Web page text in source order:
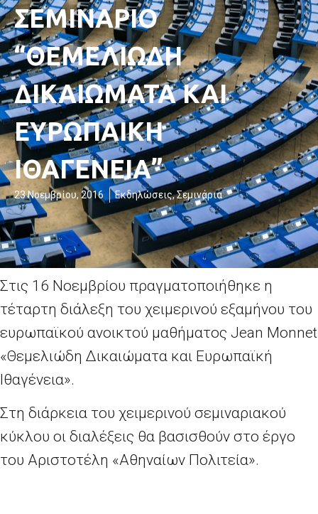
ΣΕΜΙΝΑΡΙΟ
“ΘΕΜΕΛΙΩΔΗ
ΔΙΚΑΙΩΜΑΤΑ ΚΑΙ
ΕΥΡΩΠΑΙΚΗ
ΙΘΑΓΕΝΕΙΑ”
23 Νοεμβρίου, 2016 Εκδηλώσεις,Σεμινάρια
Στις 16 Νοεμβρίου πραγματοποιήθηκε η
τέταρτη διάλεξη του χειμερινού εξαμήνου του
ευρωπαϊκού ανοικτού μαθήματος Jean Monnet
«Θεμελιώδη Δικαιώματα και Ευρωπαϊκή
Ιθαγένεια».
Στη διάρκεια του χειμερινού σεμιναριακού
κύκλου οι διαλέξεις θα βασισθούν στο έργο
του Αριστοτέλη «Αθηναίων Πολιτεία».